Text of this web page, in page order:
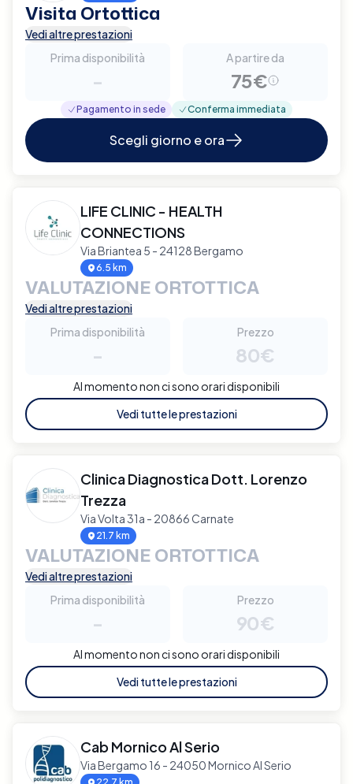
Visita Ortottica
Vedi altre prestazioni
Prima disponibilità
-
A partire da
75€
Pagamento in sede Conferma immediata
Scegli giorno e ora
LIFE CLINIC - HEALTH
CONNECTIONS
Via Briantea 5 - 24128 Bergamo
6.5 km
VALUTAZIONE ORTOTTICA
Vedi altre prestazioni
Prima disponibilità
-
Prezzo
80€
Al momento non ci sono orari disponibili
Vedi tutte le prestazioni
Clinica Diagnostica Dott. Lorenzo
Trezza
Via Volta 31a - 20866 Carnate
21.7 km
VALUTAZIONE ORTOTTICA
Vedi altre prestazioni
Prima disponibilità
-
Prezzo
90€
Al momento non ci sono orari disponibili
Vedi tutte le prestazioni
Cab Mornico Al Serio
Via Bergamo 16 - 24050 Mornico Al Serio